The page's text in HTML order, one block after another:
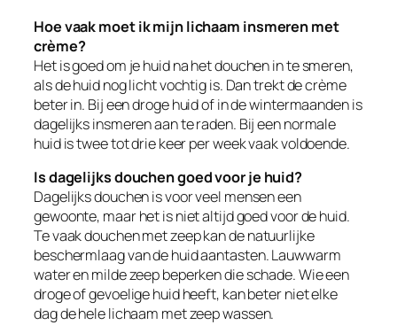
Hoe vaak moet ik mijn lichaam insmeren met
crème?
Het is goed om je huid na het douchen in te smeren,
als de huid nog licht vochtig is. Dan trekt de crème
beter in. Bij een droge huid of in de wintermaanden is
dagelijks insmeren aan te raden. Bij een normale
huid is twee tot drie keer per week vaak voldoende.
Is dagelijks douchen goed voor je huid?
Dagelijks douchen is voor veel mensen een
gewoonte, maar het is niet altijd goed voor de huid.
Te vaak douchen met zeep kan de natuurlijke
beschermlaag van de huid aantasten. Lauwwarm
water en milde zeep beperken die schade. Wie een
droge of gevoelige huid heeft, kan beter niet elke
dag de hele lichaam met zeep wassen.